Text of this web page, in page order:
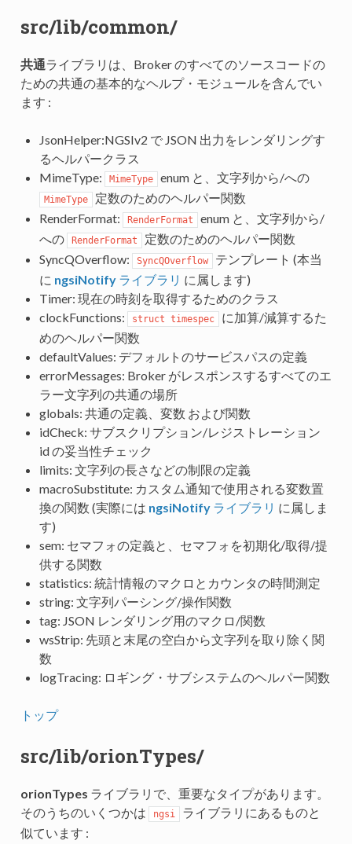
src/lib/common/
共通ライブラリは、Broker のすべてのソースコードの
ための共通の基本的なヘルプ・モジュールを含んでい
ます :
JsonHelper:NGSIv2 で JSON 出力をレンダリングす
るヘルパークラス
MimeType:
MimeType enum と、文字列から/への
MimeType
定数のためのヘルパー関数
RenderFormat:
RenderFormat
enum と、文字列から/
への
RenderFormat
定数のためのヘルパー関数
SyncQOverflow:
SyncQOverflow
テンプレート (本当
に ngsiNotifyライブラリ に属します)
Timer: 現在の時刻を取得するためのクラス
clockFunctions:
struct timespec
に加算/減算するた
めのヘルパー関数
defaultValues: デフォルトのサービスパスの定義
errorMessages: Broker がレスポンスするすべてのエ
ラー文字列の共通の場所
globals: 共通の定義、変数 および関数
idCheck: サブスクリプション/レジストレーション
id の妥当性チェック
limits: 文字列の長さなどの制限の定義
macroSubstitute: カスタム通知で使用される変数置
換の関数 (実際には ngsiNotifyライブラリ に属しま
す)
sem: セマフォの定義と、セマフォを初期化/取得/提
供する関数
statistics: 統計情報のマクロとカウンタの時間測定
string: 文字列パーシング/操作関数
tag: JSON レンダリング用のマクロ/関数
wsStrip: 先頭と末尾の空白から文字列を取り除く関
数
logTracing: ロギング・サブシステムのヘルパー関数
トップ
src/lib/orionTypes/
orionTypes ライブラリで、重要なタイプがあります。
そのうちのいくつかは
ngsi
ライブラリにあるものと
似ています :